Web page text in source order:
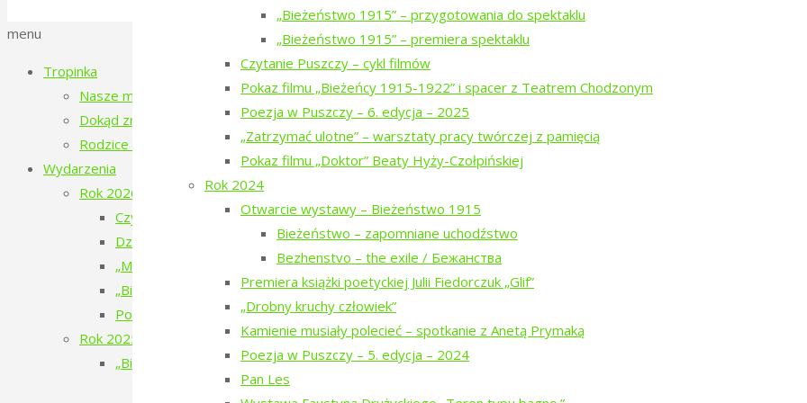
„Bieżeństwo 1915” – przygotowania do spektaklu
„Bieżeństwo 1915” – premiera spektaklu
Czytanie Puszczy – cykl filmów
Pokaz filmu „Bieżeńcy 1915-1922” i spacer z Teatrem Chodzonym
Poezja w Puszczy – 6. edycja – 2025
„Zatrzymać ulotne” – warsztaty pracy twórczej z pamięcią
Pokaz filmu „Doktor” Beaty Hyży-Czołpińskiej
Rok 2024
Otwarcie wystawy – Bieżeństwo 1915
Bieżeństwo – zapomniane uchodźstwo
Bezhenstvo – the exile / Бежанства
Premiera książki poetyckiej Julii Fiedorczuk „Glif”
„Drobny kruchy człowiek”
Kamienie musiały polecieć – spotkanie z Anetą Prymaką
Poezja w Puszczy – 5. edycja – 2024
Pan Les
menu
Tropinka
Nasze miejsce
Dokąd zmierzamy?
Rodzice tropinki
Wydarzenia
Rok 2026
Czytanie Puszczy – filmy o ludziach i Puszczy Białowieskiej (2026)
Dziesiąte urodziny Tropinki
„Mały doktor” w Narewce
„Bieżeństwo 1915. Historie dzieci z Narewki” w trasie
Poezja w Puszczy – 7. edycja – 2026
Rok 2025
„Bieżeństwo 1915” – spektakl teatralny
„Bieżeństwo 1915” – przygotowania do spektaklu